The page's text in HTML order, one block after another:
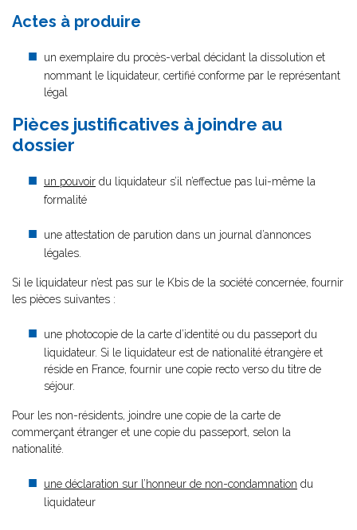
Actes à produire
un exemplaire du procès-verbal décidant la dissolution et
nommant le liquidateur, certifié conforme par le représentant
légal
Pièces justificatives à joindre au
dossier
un pouvoir du liquidateur s’il n’effectue pas lui-même la
formalité
une attestation de parution dans un journal d’annonces
légales.
Si le liquidateur n’est pas sur le Kbis de la société concernée, fournir
les pièces suivantes :
une photocopie de la carte d’identité ou du passeport du
liquidateur. Si le liquidateur est de nationalité étrangère et
réside en France, fournir une copie recto verso du titre de
séjour.
Pour les non-résidents, joindre une copie de la carte de
commerçant étranger et une copie du passeport, selon la
nationalité.
une déclaration sur l’honneur de non-condamnation du
liquidateur